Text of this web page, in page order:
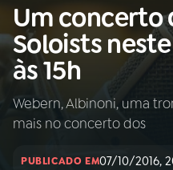
Buscar
na
Rádio
MEC
Início
INÍCIO
Um concerto
Soloists
às 15h
Webern, Albinoni, uma
mais no concerto dos
PUBLICADO EM07/10/2016,